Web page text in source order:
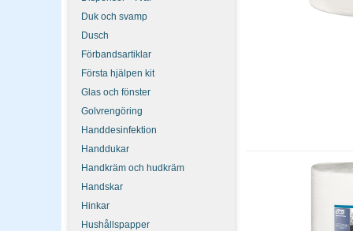
Duk och svamp
Dusch
Förbandsartiklar
Första hjälpen kit
Glas och fönster
Golvrengöring
Handdesinfektion
Handdukar
Handkräm och hudkräm
Handskar
Hinkar
Hushållspapper
Vilken industritork
Välj kraftiga,
Rulle passar för fast